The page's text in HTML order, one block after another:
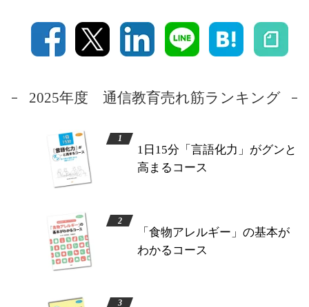
2025年度 通信教育売れ筋ランキング
1日15分「言語化力」がグンと
高まるコース
「食物アレルギー」の基本が
わかるコース